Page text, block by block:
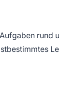
rund